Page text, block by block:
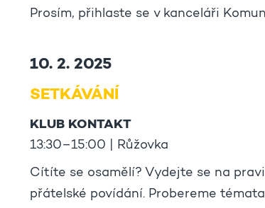
Prosím, přihlaste se v kanceláři
10. 2. 2025
SETKÁVÁNÍ
KLUB KONTAKT
13:30–15:00 | Růžovka
Cítíte se osamělí? Vydejte se na
přátelské povídání. Probereme